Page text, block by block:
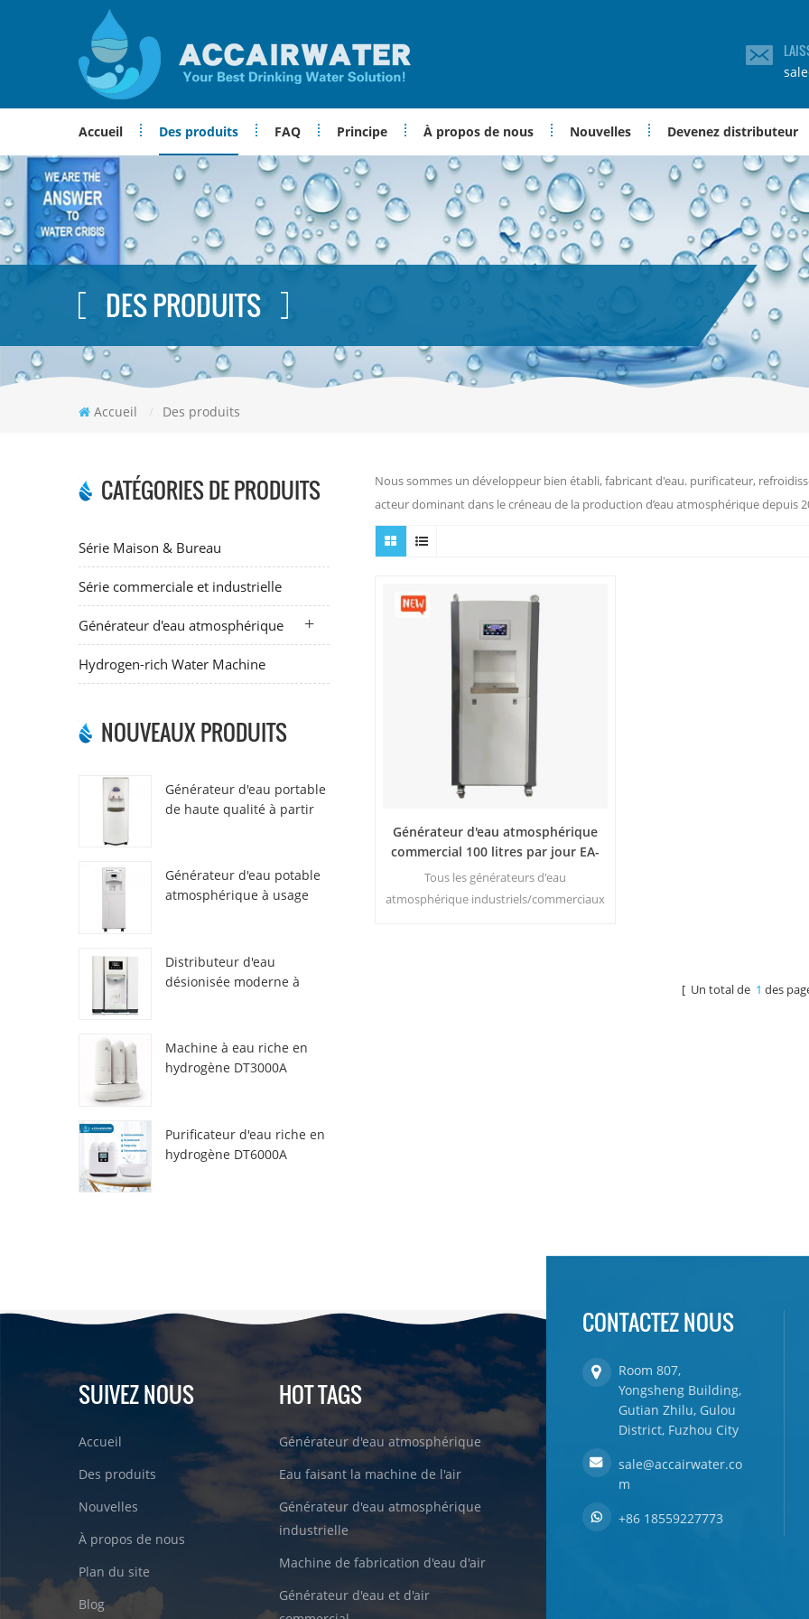
Accueil Des produits FAQ Principe À propos de nous Nouvelles Devenez distributeur
DES PRODUITS
Accueil / Des produits
CATÉGORIES DE PRODUITS
Série Maison & Bureau
Série commerciale et industrielle
Générateur d'eau atmosphérique
Hydrogen-rich Water Machine
NOUVEAUX PRODUITS
Générateur d'eau portable
de haute qualité à partir
Générateur d'eau potable
atmosphérique à usage
Distributeur d'eau
désionisée moderne à
Machine à eau riche en
hydrogène DT3000A
Purificateur d'eau riche en
hydrogène DT6000A
Nous sommes un développeur bien établi, fabricant d'eau. purificateur,
acteur dominant dans le créneau de la production d’eau atmosphérique depuis
Générateur d'eau atmosphérique
commercial 100 litres par jour EA-
100E
Tous les générateurs d'eau
atmosphérique industriels/commerciaux
[ Un total de 1 des
SUIVEZ NOUS
Accueil
Des produits
Nouvelles
À propos de nous
Plan du site
Blog
HOT TAGS
Générateur d'eau atmosphérique
Eau faisant la machine de l'air
Générateur d'eau atmosphérique
industrielle
Machine de fabrication d'eau d'air
Générateur d'eau et d'air
CONTACTEZ NOUS
Room 807,
Yongsheng Building,
Gutian Zhilu, Gulou
District, Fuzhou City
sale@accairwater.co
m
+86 18559227773